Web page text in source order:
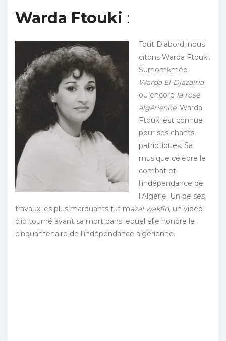
Warda Ftouki :
Tout D’abord, nous
citons Warda Ftouki.
Surnomķmée
Warda El-Djazaïria
ou encore la rose
algérienne, Warda
Ftouki est connue
pour ses chants
patriotiques. Sa
musique célèbre le
combat et
l’indépendance de
l’Algérie. Un de ses
travaux les plus marquants fut mazal wakfin, un vidéo-
clip tourné avant sa mort dans lequel elle honore le
cinquantenaire de l’indépendance algérienne.